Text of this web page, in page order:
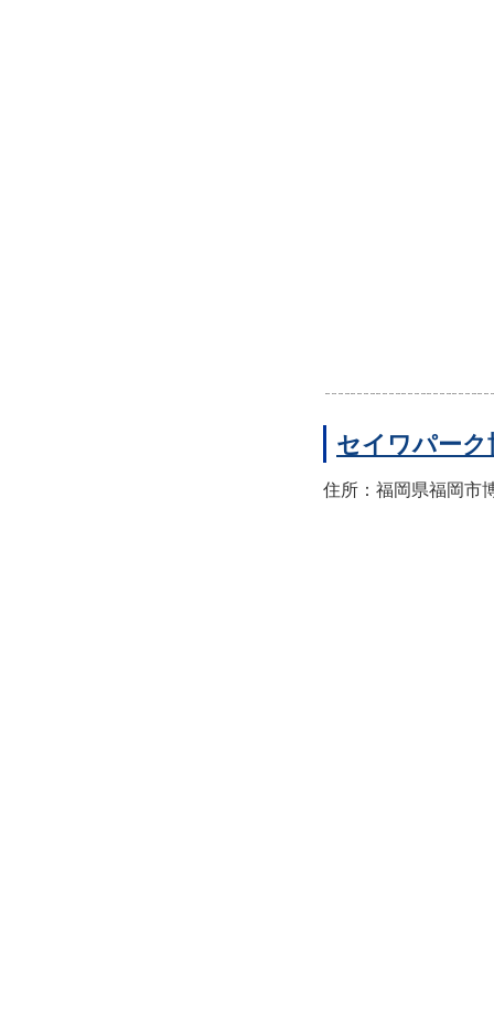
セイワパー
住所：福岡県福岡市